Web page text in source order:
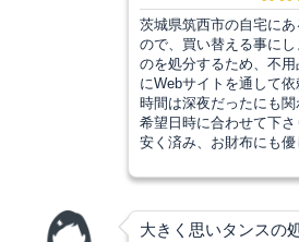
茨城県筑西市の自宅に
ので、買い替える事に
のを処分するため、不
にWebサイトを通して
時間は深夜だったにも関
希望日時に合わせて下
安く済み、お財布にも優
大きく思いタンスの